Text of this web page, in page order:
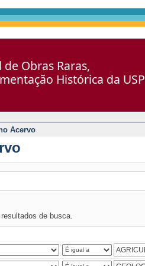
Obras Raras,
Histórica da USP
Acervo
de busca.